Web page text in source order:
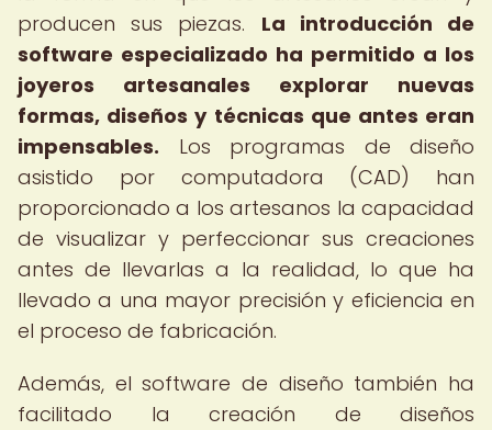
producen sus piezas. La introducción de
software especializado ha permitido a los
joyeros artesanales explorar nuevas
formas, diseños y técnicas que antes eran
impensables. Los programas de diseño
asistido por computadora (CAD) han
proporcionado a los artesanos la capacidad
de visualizar y perfeccionar sus creaciones
antes de llevarlas a la realidad, lo que ha
llevado a una mayor precisión y eficiencia en
el proceso de fabricación.
Además, el software de diseño también ha
facilitado la creación de diseños